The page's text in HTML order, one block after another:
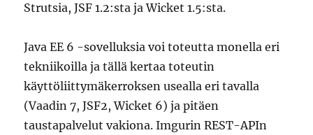
Strutsia, JSF 1.2:sta ja Wicket 1.5:sta.
Java EE 6 -sovelluksia voi toteutta monella eri
tekniikoilla ja tällä kertaa toteutin
käyttöliittymäkerroksen usealla eri tavalla
(Vaadin 7, JSF2, Wicket 6) ja pitäen
taustapalvelut vakiona. Imgurin REST-APIn